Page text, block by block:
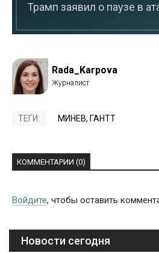
Трамп заявил о паузе в
Rada_Karpova
ТЕГИ: МИНЕВ, ГАНТТ
КОММЕНТАРИИ (0)
Войдите, чтобы оставить
Новости сегодня